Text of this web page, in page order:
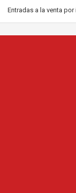
Entradas a la venta por